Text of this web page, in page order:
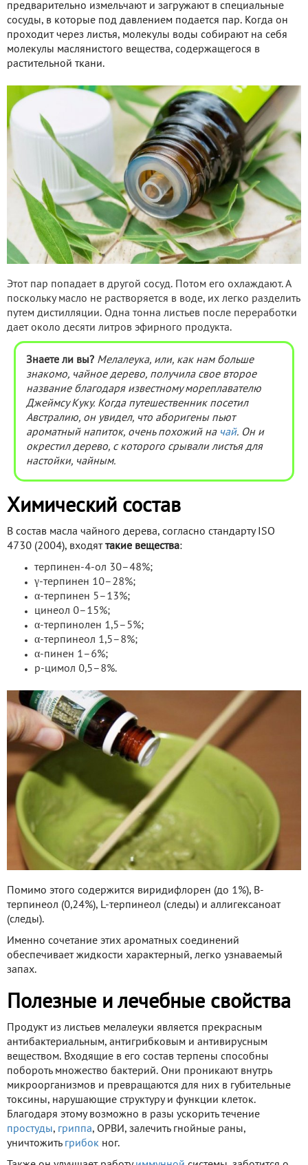
предварительно измельчают и загружают в специальные
сосуды, в которые под давлением подается пар. Когда он
проходит через листья, молекулы воды собирают на себя
молекулы маслянистого вещества, содержащегося в
растительной ткани.
Этот пар попадает в другой сосуд. Потом его охлаждают. А
поскольку масло не растворяется в воде, их легко разделить
путем дистилляции. Одна тонна листьев после переработки
дает около десяти литров эфирного продукта.
Знаете ли вы? Мелалеука, или, как нам больше
знакомо, чайное дерево, получила свое второе
название благодаря известному мореплавателю
Джеймсу Куку. Когда путешественник посетил
Австралию, он увидел, что аборигены пьют
ароматный напиток, очень похожий на чай. Он и
окрестил дерево, с которого срывали листья для
настойки, чайным.
Химический состав
В состав масла чайного дерева, согласно стандарту ISO
4730 (2004), входят такие вещества:
терпинен-4-ол 30–48%;
γ-терпинен 10–28%;
α-терпинен 5–13%;
цинеол 0–15%;
α-терпинолен 1,5–5%;
α-терпинеол 1,5–8%;
α-пинен 1–6%;
p-цимол 0,5–8%.
Помимо этого содержится виридифлорен (до 1%), В-
терпинеол (0,24%), L-терпинеол (следы) и аллигексаноат
(следы).
Именно сочетание этих ароматных соединений
обеспечивает жидкости характерный, легко узнаваемый
запах.
Полезные и лечебные свойства
Продукт из листьев мелалеуки является прекрасным
антибактериальным, антигрибковым и антивирусным
веществом. Входящие в его состав терпены способны
побороть множество бактерий. Они проникают внутрь
микроорганизмов и превращаются для них в губительные
токсины, нарушающие структуру и функции клеток.
Благодаря этому возможно в разы ускорить течение
простуды, гриппа, ОРВИ, залечить гнойные раны,
уничтожить грибок ног.